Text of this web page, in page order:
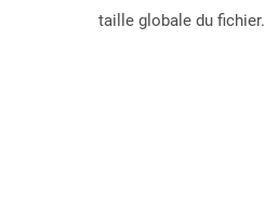
taille globale du fichier.